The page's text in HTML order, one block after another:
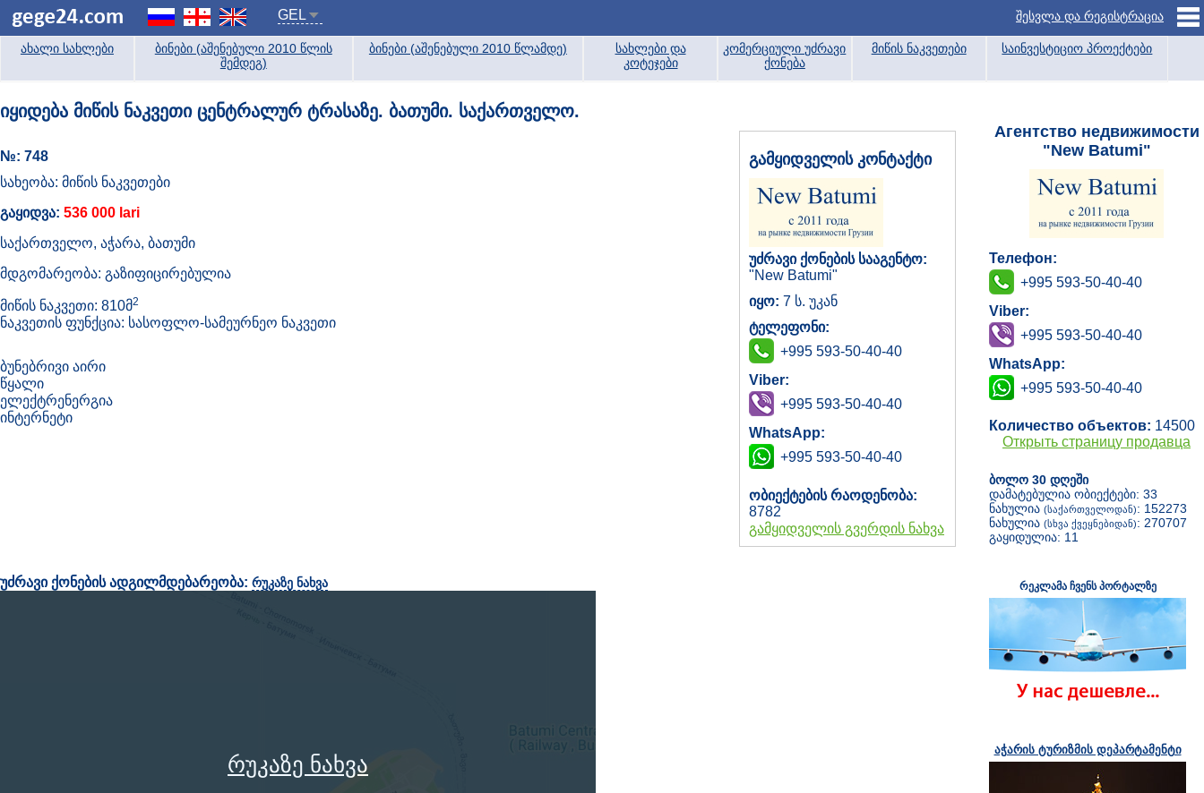
GEL შესვლა და რეგისტრაცია
ახალი სახლები
ბინები (აშენებული 2010 წლის
შემდეგ)
ბინები (აშენებული 2010 წლამდე)
სახლები და
კოტეჯები
კომერციული უძრავი
ქონება
მიწის ნაკვეთები საინვესტიციო პროექტები
იყიდება მიწის ნაკვეთი ცენტრალურ ტრასაზე. ბათუმი. საქართველო.
№: 748
სახეობა: მიწის ნაკვეთები
გაყიდვა: 536 000 lari
საქართველო, აჭარა, ბათუმი
მდგომარეობა: გაზიფიცირებულია
მიწის ნაკვეთი: 810მ2
ნაკვეთის ფუნქცია: სასოფლო-სამეურნეო ნაკვეთი
ბუნებრივი აირი
წყალი
ელექტრენერგია
ინტერნეტი
გამყიდველის კონტაქტი
უძრავი ქონების სააგენტო:
"New Batumi"
იყო: 7 ს. უკან
ტელეფონი:
+995 593-50-40-40
Viber:
+995 593-50-40-40
WhatsApp:
+995 593-50-40-40
ობიექტების რაოდენობა:
8782
გამყიდველის გვერდის ნახვა
უძრავი ქონების ადგილმდებარეობა: რუკაზე ნახვა
რუკაზე ნახვა
Агентство недвижимости
"New Batumi"
Телефон:
+995 593-50-40-40
Viber:
+995 593-50-40-40
WhatsApp:
+995 593-50-40-40
Количество объектов: 14500
Открыть страницу продавца
ბოლო 30 დღეში
დამატებულია ობიექტები: 33
ნახულია (საქართველოდან): 152273
ნახულია (სხვა ქვეყნებიდან): 270707
გაყიდულია: 11
რეკლამა ჩვენს პორტალზე
აჭარის ტურიზმის დეპარტამენტი